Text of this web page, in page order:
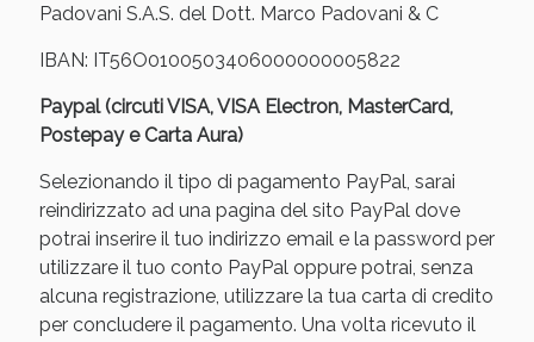
Padovani S.A.S. del Dott. Marco Padovani & C
IBAN: IT56O0100503406000000005822
Paypal (circuti VISA, VISA Electron, MasterCard,
Postepay e Carta Aura)
Selezionando il tipo di pagamento PayPal, sarai
reindirizzato ad una pagina del sito PayPal dove
potrai inserire il tuo indirizzo email e la password per
utilizzare il tuo conto PayPal oppure potrai, senza
alcuna registrazione, utilizzare la tua carta di credito
per concludere il pagamento. Una volta ricevuto il